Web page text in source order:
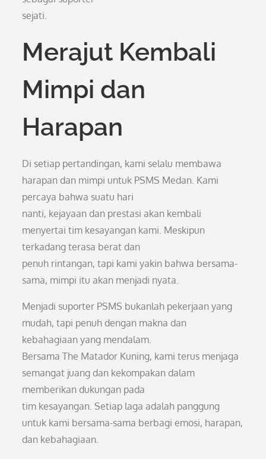
sejati.
Merajut Kembali
Mimpi dan
Harapan
Di setiap pertandingan, kami selalu membawa
harapan dan mimpi untuk PSMS Medan. Kami
percaya bahwa suatu hari
nanti, kejayaan dan prestasi akan kembali
menyertai tim kesayangan kami. Meskipun
terkadang terasa berat dan
penuh rintangan, tapi kami yakin bahwa bersama-
sama, mimpi itu akan menjadi nyata.
Menjadi suporter PSMS bukanlah pekerjaan yang
mudah, tapi penuh dengan makna dan
kebahagiaan yang mendalam.
Bersama The Matador Kuning, kami terus menjaga
semangat juang dan kekompakan dalam
memberikan dukungan pada
tim kesayangan. Setiap laga adalah panggung
untuk kami bersama-sama berbagi emosi, harapan,
dan kebahagiaan.